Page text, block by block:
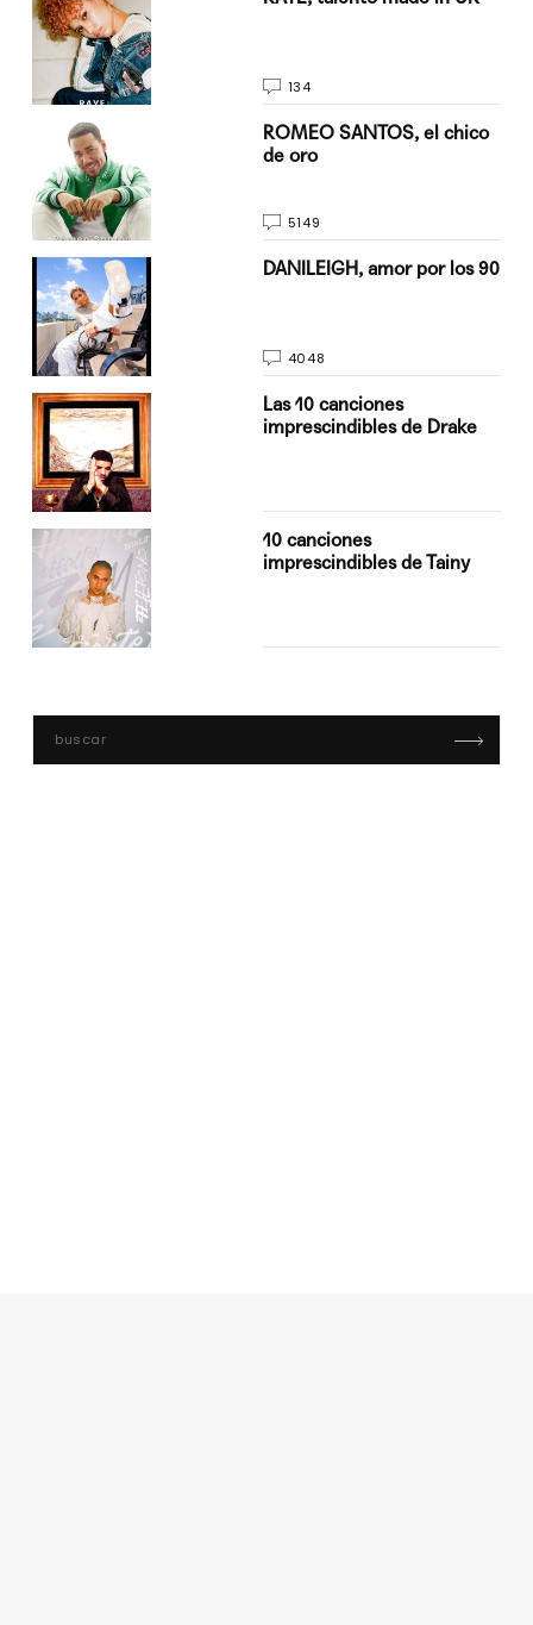
134
ROMEO SANTOS, el chico
de oro
5149
DANILEIGH, amor por los 90
4048
Las 10 canciones
imprescindibles de Drake
10 canciones
imprescindibles de Tainy